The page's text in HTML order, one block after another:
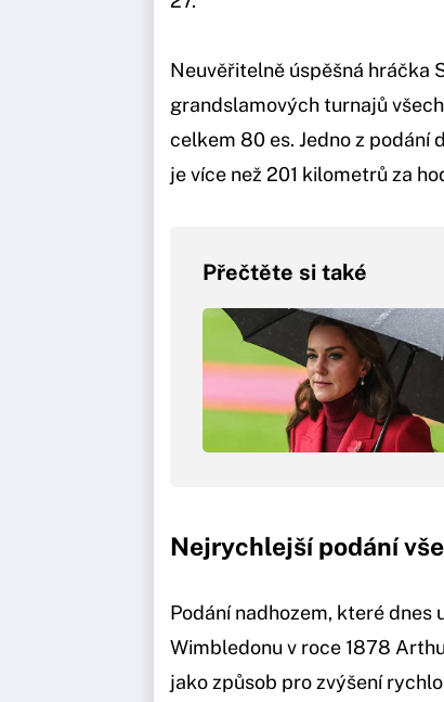
Neuvěřitelně úspěšná hráčka
grandslamových turnajů
celkem 80 es. Jedno z podání
je více než 201 kilometrů za
Přečtěte si také
Nejrychlejší podání
Podání nadhozem, které
Wimbledonu v roce 1878
jako způsob pro zvýšení